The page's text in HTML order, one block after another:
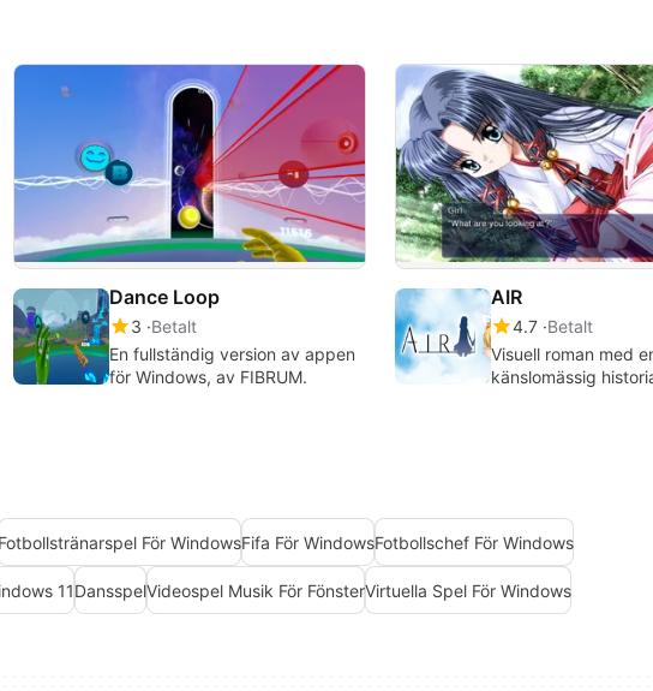
Dance Loop
3 Betalt
En fullständig version av appen
för Windows, av FIBRUM.
AIR
4.7 Betalt
Visuell roman med
känslomässig
Fotbollstränarspel För WindowsFifa För WindowsFotbollschef För Windows
11DansspelVideospel Musik För FönsterVirtuella Spel För Windows